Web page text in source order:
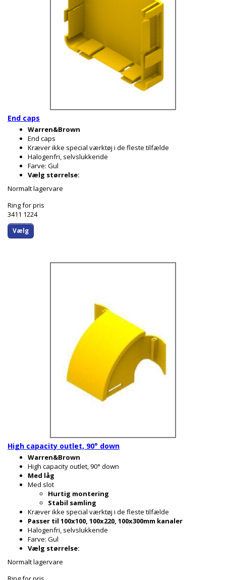
End caps
Warren&Brown
End caps
Kræver ikke special værktøj i de fleste tilfælde
Halogenfri, selvslukkende
Farve: Gul
Vælg størrelse:
Normalt lagervare
Ring for pris
3411 1224
Vælg
High capacity outlet, 90° down
Warren&Brown
High capacity outlet, 90° down
Med låg
Med slot
Hurtig montering
Stabil samling
Kræver ikke special værktøj i de fleste tilfælde
Passer til 100x100, 100x220, 100x300mm kanaler
Halogenfri, selvslukkende
Farve: Gul
Vælg størrelse:
Normalt lagervare